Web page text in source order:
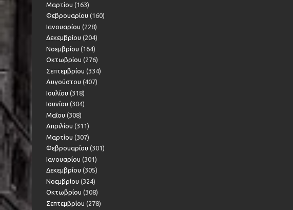
Μαρτίου (163)
Φεβρουαρίου (160)
Ιανουαρίου (228)
Δεκεμβρίου (204)
Νοεμβρίου (164)
Οκτωβρίου (276)
Σεπτεμβρίου (334)
Αυγούστου (407)
Ιουλίου (318)
Ιουνίου (304)
Μαΐου (308)
Απριλίου (311)
Μαρτίου (307)
Φεβρουαρίου (301)
Ιανουαρίου (301)
Δεκεμβρίου (305)
Νοεμβρίου (324)
Οκτωβρίου (308)
Σεπτεμβρίου (278)